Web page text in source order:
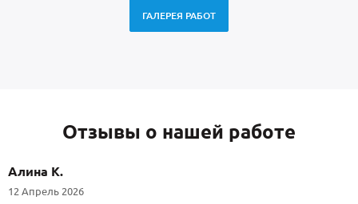
ГАЛЕРЕЯ РАБОТ
Отзывы о нашей работе
Алина К.
12 Апрель 2026